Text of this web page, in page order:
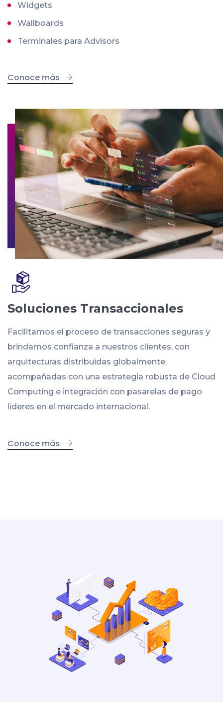
Widgets
Wallboards
Terminales para Advisors
Conoce más
Soluciones Transaccionales
Facilitamos el proceso de transacciones seguras y
brindamos confianza a nuestros clientes, con
arquitecturas distribuidas globalmente,
acompañadas con una estrategia robusta de Cloud
Computing e integración con pasarelas de pago
líderes en el mercado internacional.
Conoce más